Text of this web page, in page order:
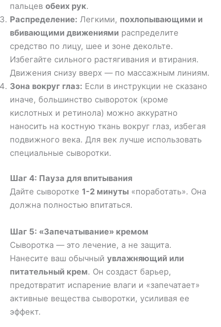
пальцев обеих рук.
Распределение: Легкими, похлопывающими и
вбивающими движениями распределите
средство по лицу, шее и зоне декольте.
Избегайте сильного растягивания и втирания.
Движения снизу вверх — по массажным линиям.
Зона вокруг глаз: Если в инструкции не сказано
иначе, большинство сывороток (кроме
кислотных и ретинола) можно аккуратно
наносить на костную ткань вокруг глаз, избегая
подвижного века. Для век лучше использовать
специальные сыворотки.
Шаг 4: Пауза для впитывания
Дайте сыворотке 1-2 минуты «поработать». Она
должна полностью впитаться.
Шаг 5: «Запечатывание» кремом
Сыворотка — это лечение, а не защита.
Нанесите ваш обычный увлажняющий или
питательный крем. Он создаст барьер,
предотвратит испарение влаги и «запечатает»
активные вещества сыворотки, усиливая ее
эффект.